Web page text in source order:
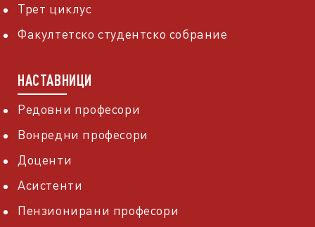
Трет циклус
Факултетско студентско собрание
НАСТАВНИЦИ
Редовни професори
Вонредни професори
Доценти
Асистенти
Пензионирани професори